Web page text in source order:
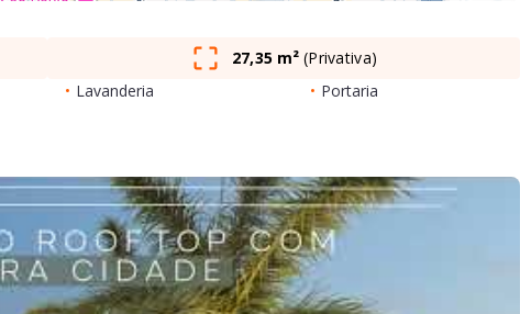
27,35 m² (Privativa)
• Lavanderia • Portaria